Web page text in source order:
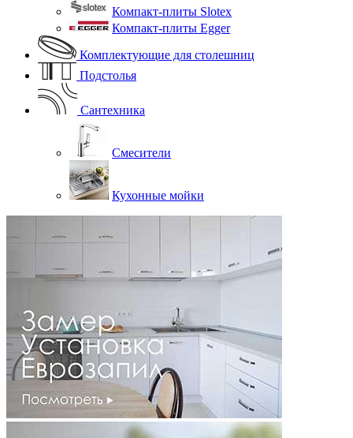
Компакт-плиты Slotex
Компакт-плиты Egger
Комплектующие для столешниц
Подстолья
Сантехника
Смесители
Кухонные мойки